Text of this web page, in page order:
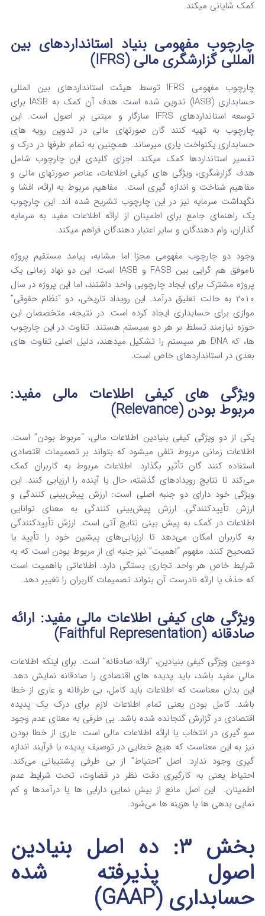
کمک شایانی میکند.
چارچوب مفهومی بنیاد استانداردهای بین
المللی گزارشگری مالی (IFRS)
چارچوب مفهومی IFRS توسط هیئت استانداردهای بین المللی
حسابداری (IASB) تدوین شده است.
هدف آن کمک به IASB برای
توسعه استانداردهای IFRS سازگار و مبتنی بر اصول است.
این
چارچوب به تهیه‌ کنند گان صورتهای مالی در تدوین رویه‌ های
حسابداری یکنواخت یاری میرساند. همچنین به تمام طرفها در درک و
تفسیر استانداردها کمک میکند. اجزای کلیدی این چارچوب شامل
هدف گزارشگری، ویژگی‌ های کیفی اطلاعات، عناصر صورتهای مالی و
مفاهیم شناخت و اندازه‌ گیری است. مفاهیم مربوط به ارائه، افشا و
نگهداشت سرمایه نیز در این چارچوب تشریح شده‌ اند. این چارچوب
یک راهنمای جامع برای اطمینان از ارائه اطلاعات مفید به سرمایه‌
گذاران، وام‌ دهندگان و سایر اعتبار دهندگان فراهم میکند.
وجود دو چارچوب مفهومی مجزا اما مشابه، پیامد مستقیم پروژه
ناموفق هم گرایی بین FASB و IASB است. این دو نهاد زمانی یک
پروژه مشترک برای ایجاد چارچوبی واحد داشتند، اما این پروژه در سال
۲۰۱۰ به حالت تعلیق درآمد.
این رویداد تاریخی، دو “نظام حقوقی”
موازی برای حسابداری ایجاد کرده است. در نتیجه، متخصصان این
حوزه نیازمند تسلط بر هر دو سیستم هستند. تفاوت در این چارچوب‌
ها، که DNA هر سیستم را تشکیل میدهند، دلیل اصلی تفاوت‌ های
بعدی در استانداردهای خاص است.
ویژگی‌ های کیفی اطلاعات مالی مفید:
مربوط بودن (Relevance)
یکی از دو ویژگی کیفی بنیادین اطلاعات مالی، “مربوط بودن” است.
اطلاعات زمانی مربوط تلقی میشود که بتواند بر تصمیمات اقتصادی
استفاده‌ کنند گان تأثیر بگذارد. اطلاعات مربوط به کاربران کمک
می‌کند تا نتایج رویدادهای گذشته، حال یا آینده را ارزیابی کنند. این
ویژگی خود دارای دو جنبه اصلی است: ارزش پیش‌بینی‌ کنندگی و
ارزش تأییدکنندگی. ارزش پیش‌بینی‌ کنندگی به معنای توانایی
اطلاعات در کمک به پیش‌ بینی نتایج آتی است. ارزش تأییدکنندگی
به کاربران امکان می‌دهد تا ارزیابی‌های پیشین خود را تأیید یا
تصحیح کنند. مفهوم “اهمیت” نیز جنبه‌ ای از مربوط بودن است که به
شرایط خاص هر واحد تجاری بستگی دارد. اطلاعاتی بااهمیت است
که حذف یا ارائه نادرست آن بتواند تصمیمات کاربران را تغییر دهد.
ویژگی‌ های کیفی اطلاعات مالی مفید: ارائه
صادقانه (Faithful Representation)
دومین ویژگی کیفی بنیادین، “ارائه صادقانه” است. برای اینکه اطلاعات
مالی مفید باشد، باید پدیده‌ های اقتصادی را صادقانه نمایش دهد.
این بدان معناست که اطلاعات باید کامل، بی‌ طرفانه و عاری از خطا
باشد.کامل بودن یعنی تمام اطلاعات لازم برای درک یک پدیده
اقتصادی در گزارش گنجانده شده باشد. بی‌ طرفی به معنای عدم وجود
سو گیری در انتخاب یا ارائه اطلاعات مالی است. عاری از خطا بودن
نیز به این معناست که هیچ خطایی در توصیف پدیده یا فرآیند اندازه‌
گیری وجود ندارد. اصل “احتیاط” از بی‌ طرفی پشتیبانی می‌کند.
احتیاط یعنی به‌ کارگیری دقت نظر در قضاوت، تحت شرایط عدم
اطمینان.
این اصل مانع از بیش‌ نمایی دارایی‌ ها یا درآمدها و کم‌
نمایی بدهی‌ ها یا هزینه‌ ها می‌شود.
بخش ۳: ده اصل بنیادین
اصول پذیرفته‌ شده
حسابداری (GAAP)